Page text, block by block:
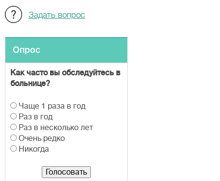
Задать вопрос
Опрос
Как часто вы обследуйтесь в
больнице?
В
а
р
и
а
Чаще 1 раза в год
Раз в год
Раз в несколько лет
Очень редко
Никогда